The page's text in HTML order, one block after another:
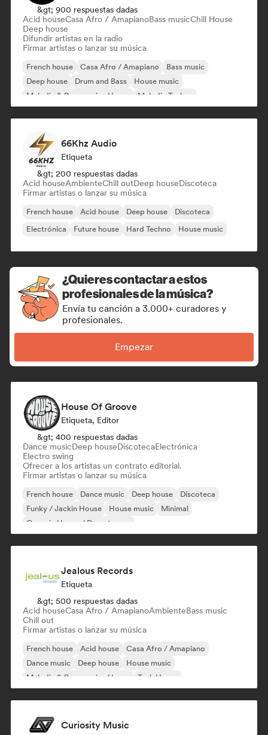
&gt; 900 respuestas dadas
Acid houseCasa Afro / AmapianoBass musicChill House
Deep house
Difundir artistas en la radio
Firmar artistas o lanzar su música
French house Casa Afro / Amapiano
Bass music
Deep house
Drum and Bass
House music
Melodic & Progressive House
Melodic Techno
66Khz Audio
Etiqueta
&gt; 200 respuestas dadas
Acid houseAmbienteChill outDeep houseDiscoteca
Firmar artistas o lanzar su música
French house Acid house Deep house
Discoteca
Electrónica
Future house Hard Techno House music
¿Quieres contactar a estos
profesionales de la música?
Envía tu canción a 3.000+ curadores y
profesionales.
Empezar
House Of Groove
Etiqueta, Editor
&gt; 400 respuestas dadas
Dance musicDeep houseDiscotecaElectrónica
Electro swing
Ofrecer a los artistas un contrato editorial.
Firmar artistas o lanzar su música
French house Dance music Deep house
Discoteca
Funky / Jackin House
House music
Minimal
Organic House / Downtempo
Jealous Records
Etiqueta
&gt; 500 respuestas dadas
Acid houseCasa Afro / AmapianoAmbienteBass music
Chill out
Firmar artistas o lanzar su música
French house Acid house
Casa Afro / Amapiano
Dance music
Deep house
House music
Melodic & Progressive House
Tech House
Curiosity Music